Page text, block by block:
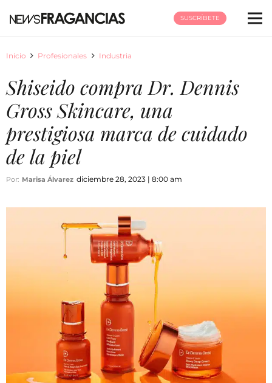
SUSCRÍBETE
Inicio Profesionales Industria
Shiseido compra Dr. Dennis
Gross Skincare, una
prestigiosa marca de cuidado
de la piel
Por: Marisa Álvarez diciembre 28, 2023 | 8:00 am